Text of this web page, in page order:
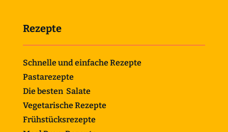
Rezepte
Schnelle und einfache Rezepte
Pastarezepte
Die besten Salate
Vegetarische Rezepte
Frühstücksrezepte